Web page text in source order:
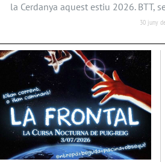
la Cerdanya aquest estiu 2026. BTT,
30 juny